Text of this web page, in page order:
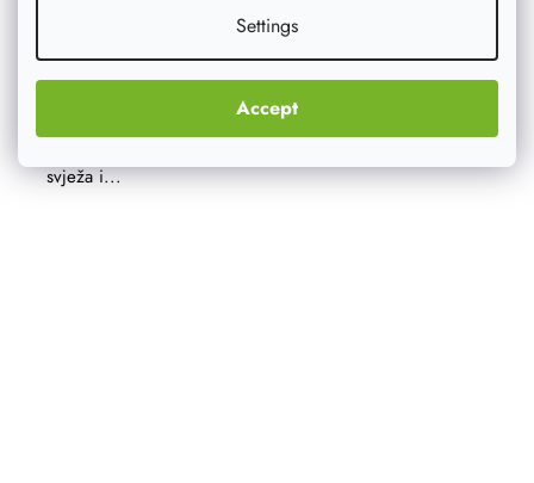
Settings
Accept
Kutija za kruh - svjetla mala
Ova praktična drvena kutija za kruh manjih dimenzija ne
smije nedostajati ni u jednoj kuhinji. Izgleda elegantno,
svježa i...